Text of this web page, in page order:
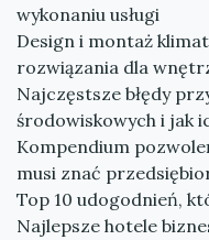
wykonaniu usługi
Design i montaż
rozwiązania dla
Najczęstsze błędy
środowiskowych i jak
Kompendium
musi znać
Top 10 udogodnień,
Najlepsze hotele